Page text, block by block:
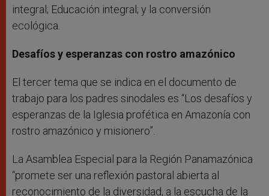
integral; Educación integral; y la conversión
ecológica.
Desafíos y esperanzas con rostro amazónico
El tercer tema que se indica en el documento de
trabajo para los padres sinodales es “Los desafíos y
esperanzas de la Iglesia profética en Amazonía con
rostro amazónico y misionero”.
La Asamblea Especial para la Región Panamazónica
“promete ser una reflexión pastoral abierta al
reconocimiento de la diversidad, a la escucha de la